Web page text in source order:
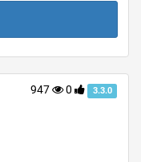
947 0 3.3.0